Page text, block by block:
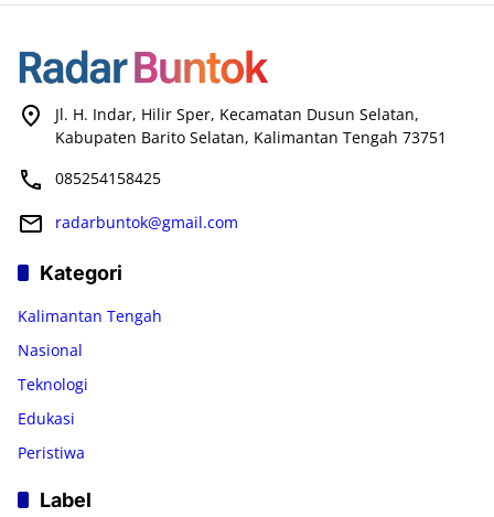
Jl. H. Indar, Hilir Sper, Kecamatan Dusun Selatan,
Kabupaten Barito Selatan, Kalimantan Tengah 73751
085254158425
radarbuntok@gmail.com
Kategori
Kalimantan Tengah
Nasional
Teknologi
Edukasi
Peristiwa
Label